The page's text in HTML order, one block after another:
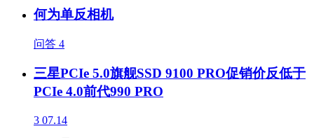
何为单反相机
问答 4
三星PCIe 5.0旗舰SSD 9100 PRO促销价反低于
PCIe 4.0前代990 PRO
3 07.14